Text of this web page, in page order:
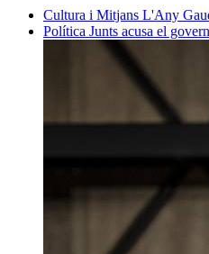
Cultura i Mitjans L'Any
Política Junts acusa el